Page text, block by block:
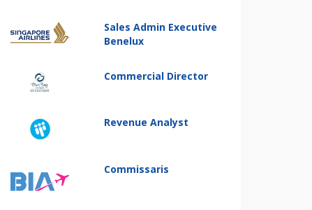
Sales Admin Executive
Benelux
Commercial Director
Revenue Analyst
Commissaris